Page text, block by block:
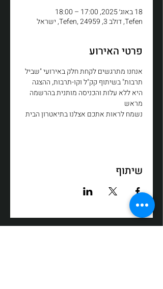
18 באוג׳ 2025, 17:00 – 18:00
Tefen, דולב 3, Tefen, 24959, ישראל
פרטי האירוע
אנחנו מתרגשים לקחת חלק באירועי "שביל
תרבות" בשיתוף קק"ל וקו-תרבות, ההצגה
היא ללא עלות והכניסה מותנית בהרשמה
מראש
נשמח לראות אתכם אצלנו בתיאטרון הבית
שיתוף